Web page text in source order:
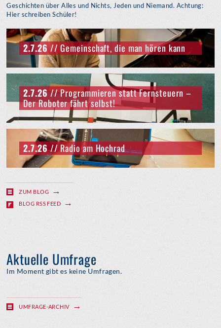
Geschichten über Alles und Nichts, Jeden und Niemand. Achtung:
Hier schreiben Schüler!
2.7.26// Gemeinschaft, die man hören kann
2.7.26// Programmieren statt Fernsteuern –
Der Roboter fährt selbst!
2.7.26// Radio am Hochrad
ZUM BLOG
BLOG RSS FEED
Aktuelle Umfrage
Im Moment gibt es keine Umfragen.
UMFRAGE-ARCHIV